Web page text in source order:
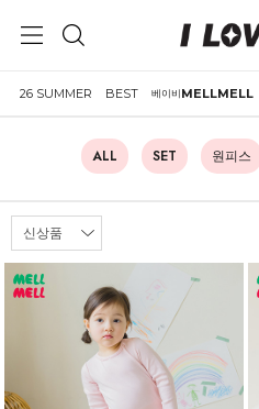
26 SUMMER BEST 베이비MELLMELL
ALL SET 원피스